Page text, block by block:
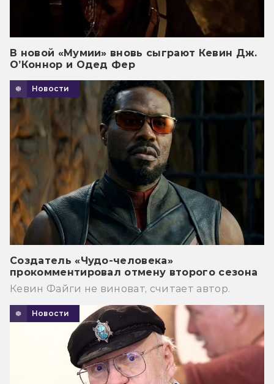
В новой «Мумии» вновь сыграют Кевин Дж.
О’Коннор и Одед Фер
Новости
Создатель «Чудо-человека»
прокомментировал отмену второго сезона
Кевин Файги не виноват, считает автор.
Новости